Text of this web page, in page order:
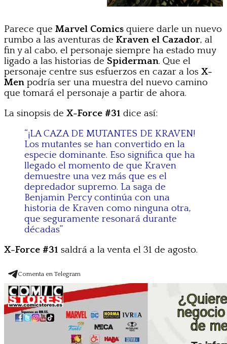
Parece que Marvel Comics quiere darle un nuevo
rumbo a las aventuras de Kraven el Cazador, al
fin y al cabo, el personaje siempre ha estado muy
ligado a las historias de Spiderman. Que el
personaje centre sus esfuerzos en cazar a los X-
Men podría ser una muestra del nuevo camino
que tomará el personaje a partir de ahora.
La sinopsis de X-Force #31 dice así:
“¡LA CAZA DE MUTANTES DE KRAVEN!
Los mutantes se han convertido en la
especie dominante. Eso significa que ha
llegado el momento de que Kraven
demuestre una vez más que es el
depredador supremo. La saga de
Benjamin Percy continúa con una
historia de Kraven como ninguna otra,
que seguramente resonará durante
décadas”
X-Force #31 saldrá a la venta el 31 de agosto.
Comenta en Telegram